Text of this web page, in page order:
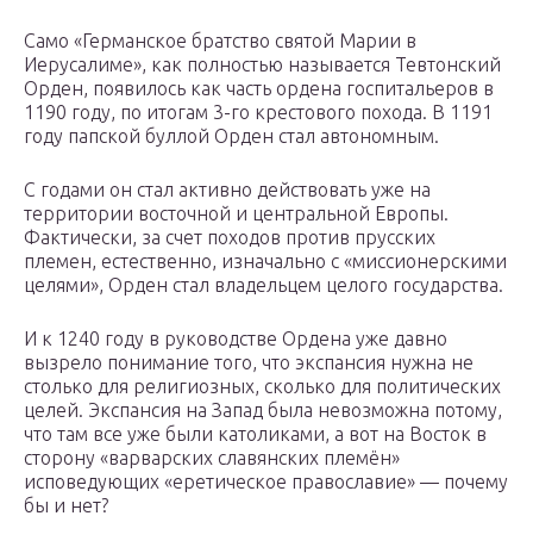
Само «Германское братство святой Марии в
Иерусалиме», как полностью называется Тевтонский
Орден, появилось как часть ордена госпитальеров в
1190 году, по итогам 3-го крестового похода. В 1191
году папской буллой Орден стал автономным.
С годами он стал активно действовать уже на
территории восточной и центральной Европы.
Фактически, за счет походов против прусских
племен, естественно, изначально с «миссионерскими
целями», Орден стал владельцем целого государства.
И к 1240 году в руководстве Ордена уже давно
вызрело понимание того, что экспансия нужна не
столько для религиозных, сколько для политических
целей. Экспансия на Запад была невозможна потому,
что там все уже были католиками, а вот на Восток в
сторону «варварских славянских племён»
исповедующих «еретическое православие» — почему
бы и нет?